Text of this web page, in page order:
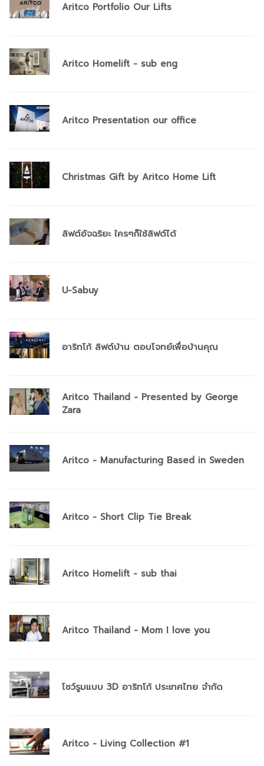
Aritco Portfolio Our Lifts
Aritco Homelift - sub eng
Aritco Presentation our office
Christmas Gift by Aritco Home Lift
ลิฟต์อัจฉริยะ ใครๆก็ใช้ลิฟต์ได้
U-Sabuy
อาริทโก้ ลิฟต์บ้าน ตอบโจทย์เพื่อบ้านคุณ
Aritco Thailand - Presented by George
Zara
Aritco - Manufacturing Based in Sweden
Aritco - Short Clip Tie Break
Aritco Homelift - sub thai
Aritco Thailand - Mom I love you
โชว์รูมแบบ 3D อาริทโก้ ประเทศไทย จำกัด
Aritco - Living Collection #1